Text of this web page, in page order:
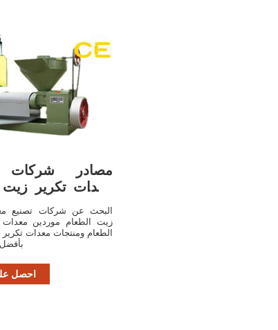
مصادر شركات
معدات تكرير
ومعدات
البحث عن شركات تصنيع
زيت الطعام موردين
الطعام ومنتجات معدات
احصل